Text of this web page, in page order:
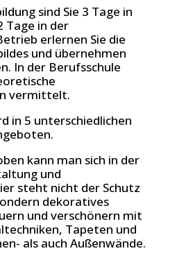
sind Sie 3 Tage in
Tage in der
erlernen Sie die
und übernehmen
In der Berufsschule
vermittelt.
in 5 unterschiedlichen
kann man sich in der
und
steht nicht der Schutz
dekoratives
und verschönern mit
Tapeten und
als auch Außenwände.